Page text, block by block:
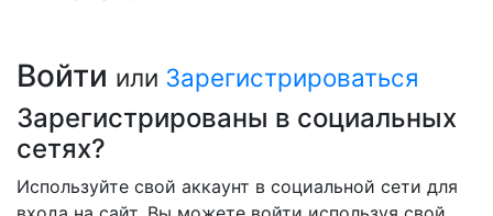
Войти или Зарегистрироваться
Зарегистрированы в социальных
сетях?
Используйте свой аккаунт в социальной сети для